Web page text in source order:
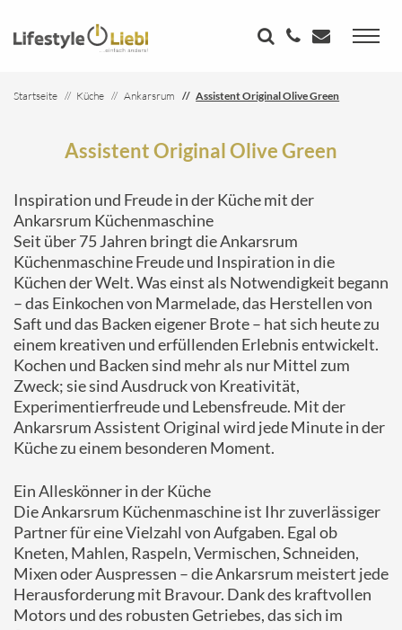
Startseite Küche Ankarsrum Assistent Original Olive Green
Assistent Original Olive Green
Inspiration und Freude in der Küche mit der
Ankarsrum Küchenmaschine
Seit über 75 Jahren bringt die Ankarsrum
Küchenmaschine Freude und Inspiration in die
Küchen der Welt. Was einst als Notwendigkeit begann
– das Einkochen von Marmelade, das Herstellen von
Saft und das Backen eigener Brote – hat sich heute zu
einem kreativen und erfüllenden Erlebnis entwickelt.
Kochen und Backen sind mehr als nur Mittel zum
Zweck; sie sind Ausdruck von Kreativität,
Experimentierfreude und Lebensfreude. Mit der
Ankarsrum Assistent Original wird jede Minute in der
Küche zu einem besonderen Moment.
Ein Alleskönner in der Küche
Die Ankarsrum Küchenmaschine ist Ihr zuverlässiger
Partner für eine Vielzahl von Aufgaben. Egal ob
Kneten, Mahlen, Raspeln, Vermischen, Schneiden,
Mixen oder Auspressen – die Ankarsrum meistert jede
Herausforderung mit Bravour. Dank des kraftvollen
Motors und des robusten Getriebes, das sich im